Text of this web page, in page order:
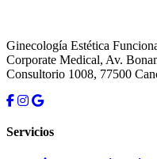
Ginecología Estética
Corporate Medical, Av.
Consultorio 1008, 77500
Servicios